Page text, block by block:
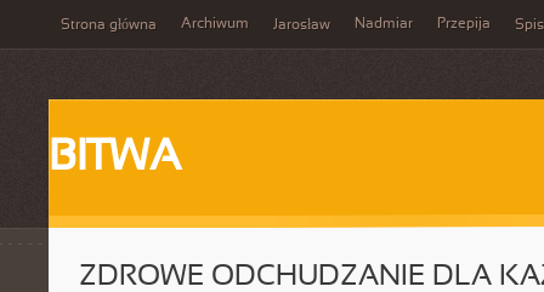
Strona główna Archiwum Jarosław Nadmiar Przepija
BITWA
ZDROWE ODCHUDZANIE DLA